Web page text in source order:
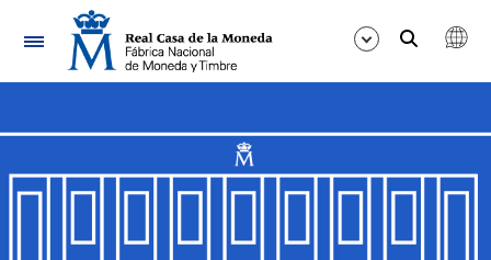
Navegación
Mostrar/Ocultar